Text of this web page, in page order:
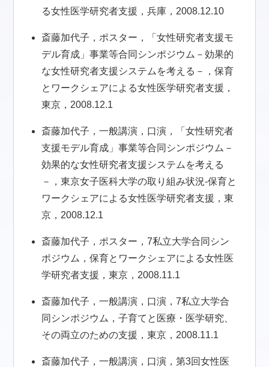
る女性医学研究者支援，兵庫，2008.12.10
斎藤加代子，ポスター，「女性研究者支援モ
デル育成」事業等合同シンポジウム－効果的
な女性研究者支援システムを考える－，保育
とワークシェアによる女性医学研究者支援，
東京，2008.12.1
斎藤加代子，一般講演，口演，「女性研究者
支援モデル育成」事業等合同シンポジウム－
効果的な女性研究者支援システムを考える
－，東京女子医科大学の取り組み状況-保育と
ワークシェアによる女性医学研究者支援，東
京，2008.12.1
斎藤加代子，ポスター，7私立大学合同シン
ポジウム，保育とワークシェアによる女性医
学研究者支援，東京，2008.11.1
斎藤加代子，一般講演，口演，7私立大学合
同シンポジウム，子育てと医療・医学研究、
その両立のための支援，東京，2008.11.1
斎藤加代子，一般講演，口演，第3回女性医